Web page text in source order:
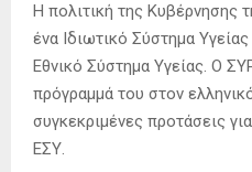
Η πολιτική της Κυβέρνησης
ένα Ιδιωτικό Σύστημα
Εθνικό Σύστημα Υγείας. Ο
πρόγραμμά του στον
συγκεκριμένες προτάσεις
ΕΣΥ.